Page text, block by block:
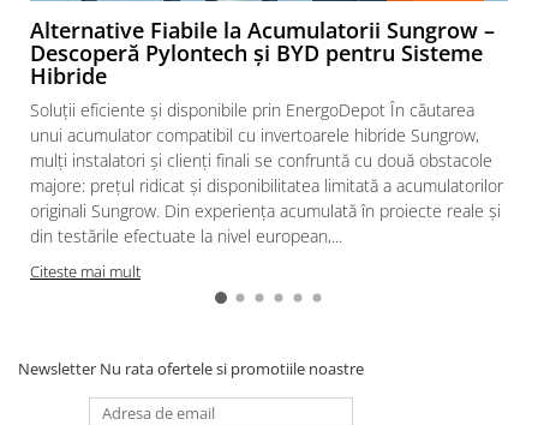
Alternative Fiabile la Acumulatorii Sungrow –
Descoperă Pylontech și BYD pentru Sisteme
Hibride
Soluții eficiente și disponibile prin EnergoDepot În căutarea
unui acumulator compatibil cu invertoarele hibride Sungrow,
mulți instalatori și clienți finali se confruntă cu două obstacole
majore: prețul ridicat și disponibilitatea limitată a acumulatorilor
originali Sungrow. Din experiența acumulată în proiecte reale și
din testările efectuate la nivel european,...
Citeste mai mult
Newsletter Nu rata ofertele si promotiile noastre